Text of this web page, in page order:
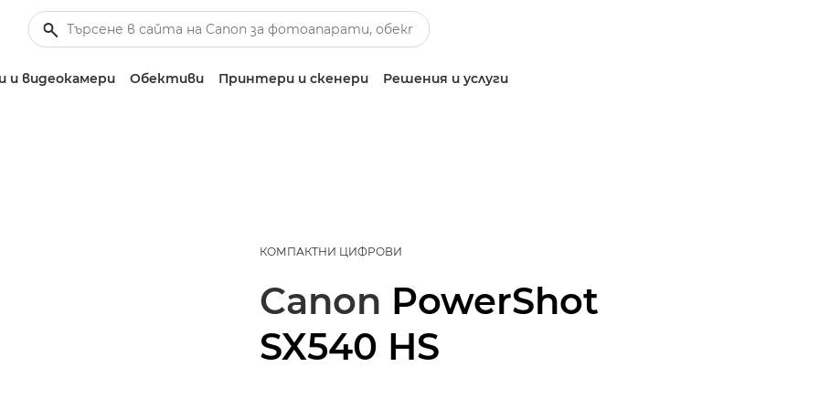
видеокамери Обективи Принтери и скенери Решения и услуги
КОМПАКТНИ ЦИФРОВИ
Canon PowerShot
SX540 HS